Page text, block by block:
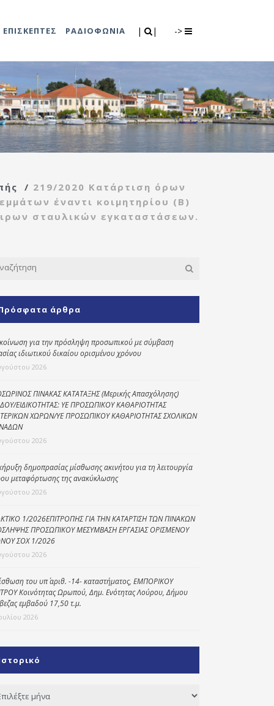
| | ->
Τμήμα Πρόνοιας
Κέντρο
γυναικών
Κέντρο ανοιχτής
προστασίας
Κέντρο κοινότητας
Kοινωνικό
φαρμακείο
Πρόγραμμα
“Βοήθεια στο σπίτι”
Κέντρο Ημερήσιας
Φροντίδας
Ηλικιωμένων
(Κ.Η.Φ.Η.) Πρέβεζας
εκδηλώσεις
ΕΠΙΣΚΕΠΤΕΣ ΡΑΔΙΟΦΩΝΙΑ
/ 219/2020 Κατάρτιση όρων
έναντι κοιμητηρίου (Β)
σταυλικών εγκαταστάσεων.
άρθρα
για την πρόσληψη προσωπικού με σύμβαση
ιδιωτικού δικαίου ορισμένου χρόνου
2026
ΠΙΝΑΚΑΣ ΚΑΤΑΤΑΞΗΣ (Μερικής Απασχόλησης)
ΕΙΔΙΚΟΤΗΤΑΣ: ΥΕ ΠΡΟΣΩΠΙΚΟΥ ΚΑΘΑΡΙΟΤΗΤΑΣ
ΧΩΡΩΝ/ΥΕ ΠΡΟΣΩΠΙΚΟΥ ΚΑΘΑΡΙΟΤΗΤΑΣ ΣΧΟΛΙΚΩΝ
2026
δημοπρασίας μίσθωσης ακινήτου για τη λειτουργία
μεταφόρτωσης της ανακύκλωσης
2026
1/2026ΕΠΙΤΡΟΠΗΣ ΓΙΑ ΤΗΝ ΚΑΤΑΡΤΙΣΗ ΤΩΝ ΠΙΝΑΚΩΝ
ΠΡΟΣΩΠΙΚΟΥ ΜΕΣΥΜΒΑΣΗ ΕΡΓΑΣΙΑΣ ΟΡΙΣΜΕΝΟΥ
ΣΟΧ 1/2026
2026
του υπ΄ αριθ. -14- καταστήματος, ΕΜΠΟΡΙΚΟΥ
Κοινότητας Ωρωπού, Δημ. Ενότητας Λούρου, Δήμου
εμβαδού 17,50 τ.μ.
2026